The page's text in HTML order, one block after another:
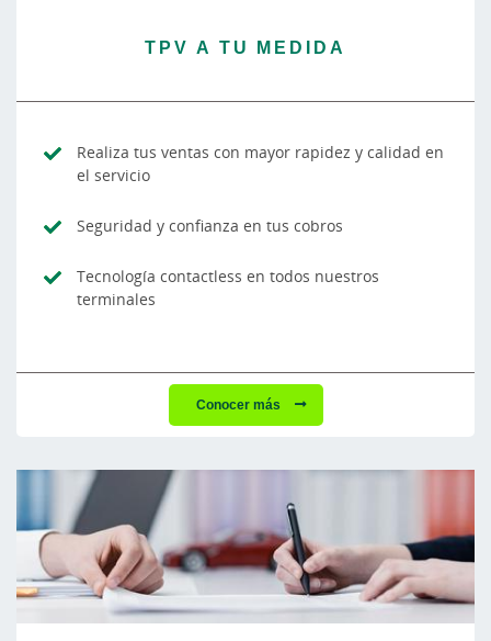
TPV A TU MEDIDA
Realiza tus ventas con mayor rapidez y calidad en
el servicio
Seguridad y confianza en tus cobros
Tecnología contactless en todos nuestros
terminales
Conocer más